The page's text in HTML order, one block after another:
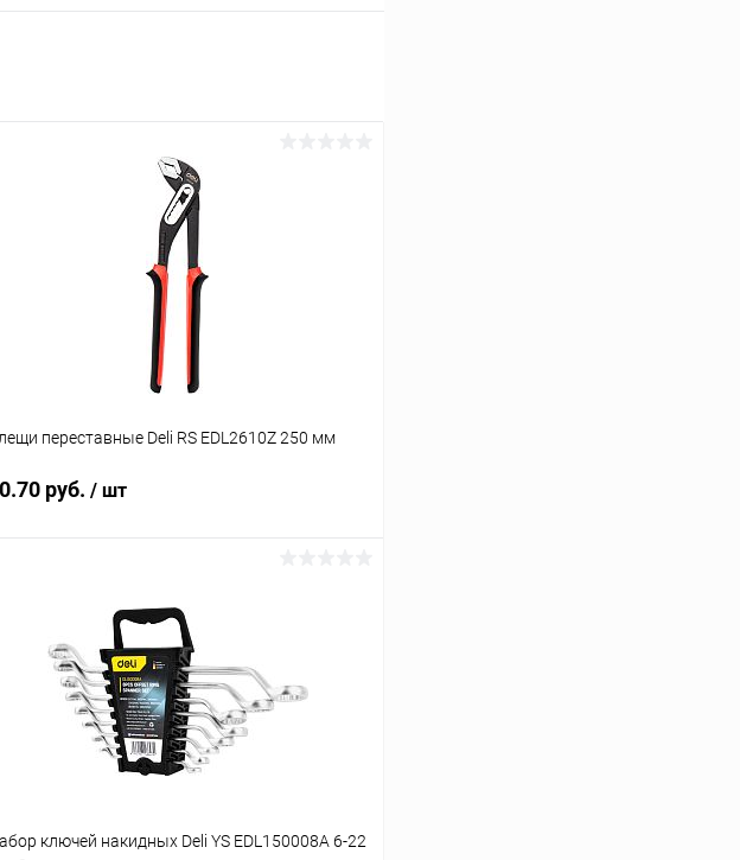
переставные Deli RS EDL2610Z 250 мм
руб. / шт
Купить в 1 клик
В избранное В наличии
ключей накидных Deli YS EDL150008A 6-22